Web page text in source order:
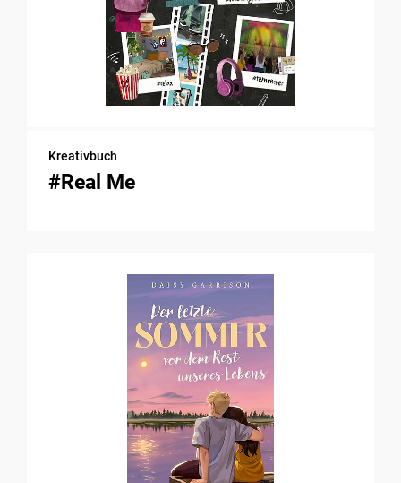
Kreativbuch
#Real Me